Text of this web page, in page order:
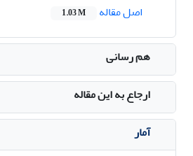
اصل مقاله
1.03 M
هم رسانی
ارجاع به این مقاله
آمار